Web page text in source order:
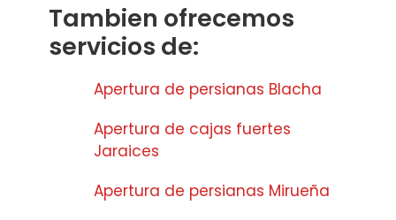
Tambien ofrecemos
servicios de:
Apertura de persianas Blacha
Apertura de cajas fuertes
Jaraices
Apertura de persianas Mirueña